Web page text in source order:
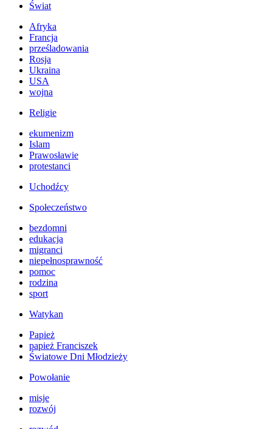
Świat
Afryka
Francja
prześladowania
Rosja
Ukraina
USA
wojna
Religie
ekumenizm
Islam
Prawosławie
protestanci
Uchodźcy
Społeczeństwo
bezdomni
edukacja
migranci
niepełnosprawność
pomoc
rodzina
sport
Watykan
Papież
papież Franciszek
Światowe Dni Młodzieży
Powołanie
misje
rozwój